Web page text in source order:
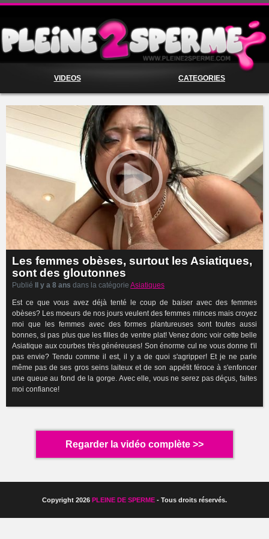
VIDEOS CATEGORIES
Les femmes obèses, surtout les Asiatiques,
sont des gloutonnes
Publié Il y a 8 ans dans la catégorie Asiatiques
Est ce que vous avez déjà tenté le coup de baiser avec des femmes
obèses? Les moeurs de nos jours veulent des femmes minces mais croyez
moi que les femmes avec des formes plantureuses sont toutes aussi
bonnes, si pas plus que les filles de ventre plat! Venez donc voir cette belle
Asiatique aux courbes très généreuses! Son énorme cul ne vous donne t'il
pas envie? Tendu comme il est, il y a de quoi s'agripper! Et je ne parle
même pas de ses gros seins laiteux et de son appétit féroce à s'enfoncer
une queue au fond de la gorge. Avec elle, vous ne serez pas déçus, faites
moi confiance!
Regarder la vidéo complète >>
Copyright 2026 PLEINE DE SPERME - Tous droits réservés.